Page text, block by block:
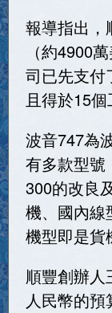
報導指出，
（約4900
司已先支付
且得於15個
波音747為
有多款型號
300的改良
機、國內線
機型即是貨
順豐創辦人
人民幣的預